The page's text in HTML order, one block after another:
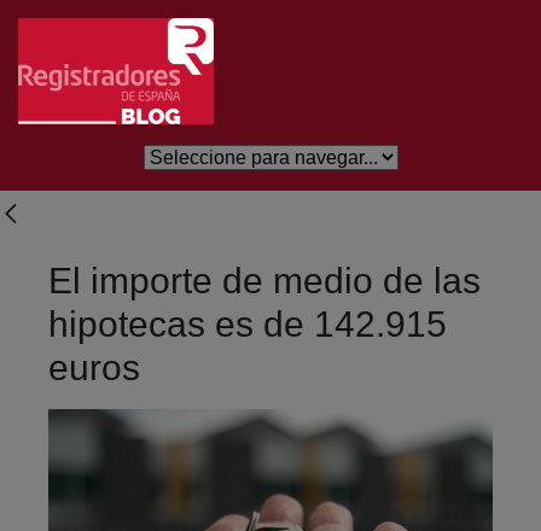
Saltar al contenido principal
El importe de medio de las
hipotecas es de 142.915
euros